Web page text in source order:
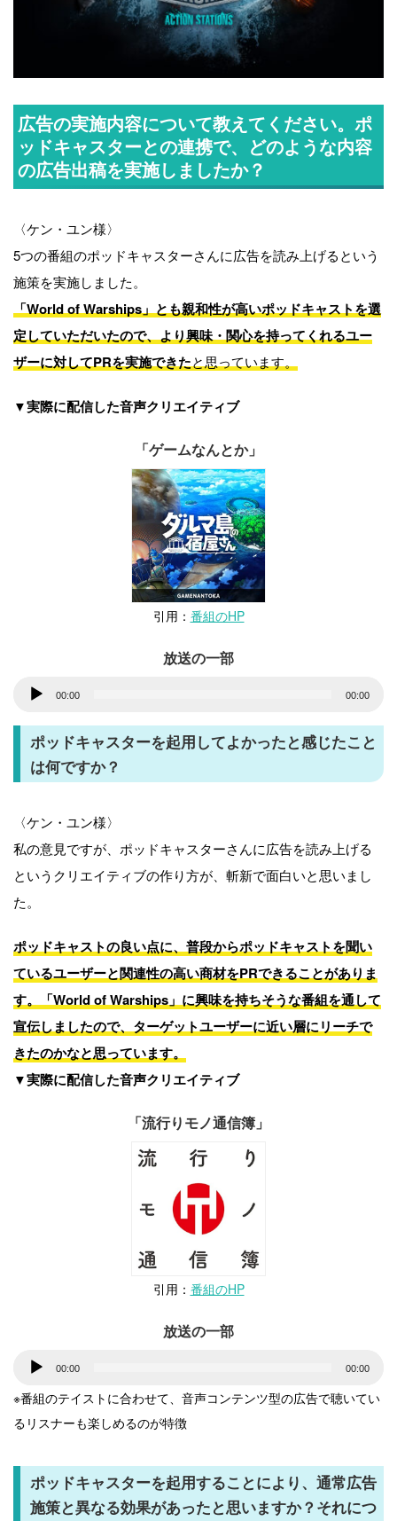
広告の実施内容について教えてください。ポ
ッドキャスターとの連携で、どのような内容
の広告出稿を実施しましたか？
〈ケン・ユン様〉
5つの番組のポッドキャスターさんに広告を読み上げるという
施策を実施しました。
「World of Warships」とも親和性が高いポッドキャストを選
定していただいたので、より興味・関心を持ってくれるユー
ザーに対してPRを実施できたと思っています。
▼実際に配信した音声クリエイティブ
「ゲームなんとか」
引用： 番組のHP
放送の一部
プ
ー
00:00 00:00
ポッドキャスターを起用してよかったと感じたこと
は何ですか？
〈ケン・ユン様〉
私の意見ですが、ポッドキャスターさんに広告を読み上げる
というクリエイティブの作り方が、斬新で面白いと思いまし
た。
ポッドキャストの良い点に、普段からポッドキャストを聞い
ているユーザーと関連性の高い商材をPRできることがありま
す。「World of Warships」に興味を持ちそうな番組を通して
宣伝しましたので、ターゲットユーザーに近い層にリーチで
きたのかなと思っています。
▼実際に配信した音声クリエイティブ
「流行りモノ通信簿」
引用： 番組のHP
放送の一部
ヤ
ー
00:00 00:00
※番組のテイストに合わせて、音声コンテンツ型の広告で聴いてい
るリスナーも楽しめるのが特徴
ポッドキャスターを起用することにより、通常広告
施策と異なる効果があったと思いますか？それにつ